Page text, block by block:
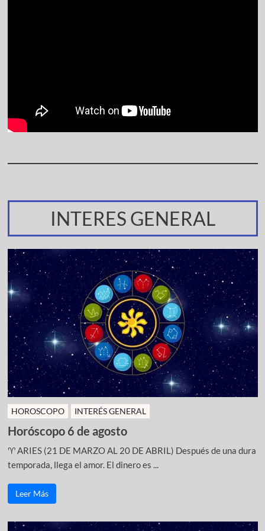
INTERES GENERAL
HOROSCOPO INTERÉS GENERAL
Horóscopo 6 de agosto
♈ ARIES (21 DE MARZO AL 20 DE ABRIL) Después de una dura
temporada, llega el amor. El dinero es ...
Leer Más